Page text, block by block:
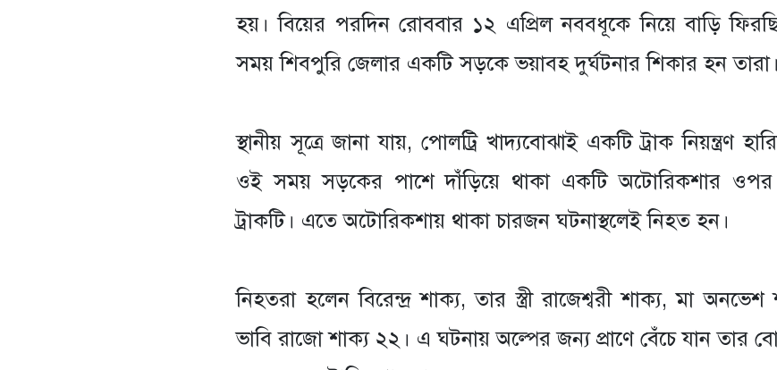
হয়। বিয়ের পরদিন রোববার ১২ এপ্রিল নববধূকে নিয়ে বাড়ি
সময় শিবপুরি জেলার একটি সড়কে ভয়াবহ দুর্ঘটনার শিকার হন তারা।
‎স্থানীয় সূত্রে জানা যায়, পোলট্রি খাদ্যবোঝাই একটি ট্রাক নিয়ন্ত্রণ
ওই সময় সড়কের পাশে দাঁড়িয়ে থাকা একটি অটোরিকশার ওপর
ট্রাকটি। এতে অটোরিকশায় থাকা চারজন ঘটনাস্থলেই নিহত হন।
‎নিহতরা হলেন বিরেন্দ্র শাক্য, তার স্ত্রী রাজেশ্বরী শাক্য, মা
ভাবি রাজো শাক্য ২২। এ ঘটনায় অল্পের জন্য প্রাণে বেঁচে যান তার